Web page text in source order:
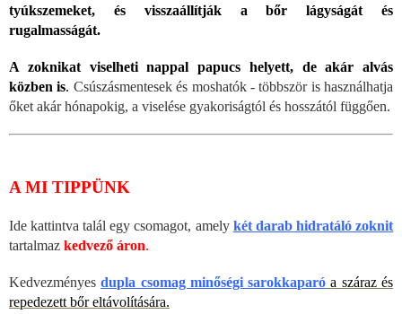
tyúkszemeket, és visszaállítják a bőr lágyságát és
rugalmasságát.
A zoknikat viselheti nappal papucs helyett, de akár alvás
közben is. Csúszásmentesek és moshatók - többször is használhatja
őket akár hónapokig, a viselése gyakoriságtól és hosszától függően.
A MI TIPPÜNK
Ide kattintva talál egy csomagot, amely két darab hidratáló zoknit
tartalmaz kedvező áron.
Kedvezményesdupla csomag minőségi sarokkaparó a száraz és
repedezett bőr eltávolítására.